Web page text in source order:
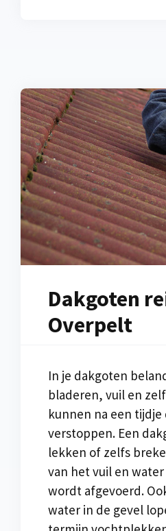
Dakgoten
Overpelt
In je dakgoten
bladeren, vuil en
kunnen na een
verstoppen. Een
lekken of zelfs
van het vuil en
wordt afgevoerd.
water in de gevel